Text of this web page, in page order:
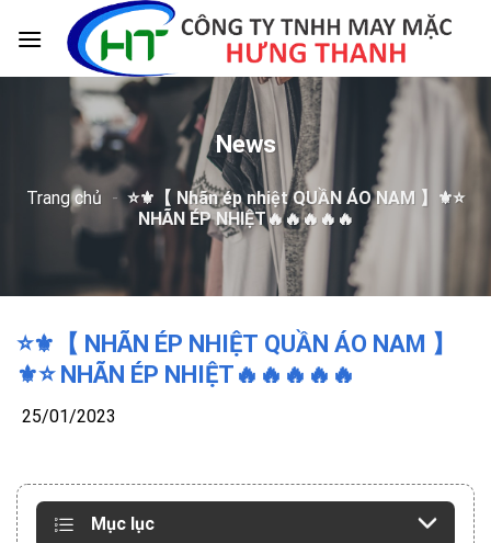
News
Trang chủ - ⭐️⚜️【 Nhãn ép nhiệt QUẦN ÁO NAM 】⚜️⭐️
NHÃN ÉP NHIỆT🔥🔥🔥🔥🔥
⭐️⚜️【 NHÃN ÉP NHIỆT QUẦN ÁO NAM 】
⚜️⭐️ NHÃN ÉP NHIỆT🔥🔥🔥🔥🔥
25/01/2023
Mục lục